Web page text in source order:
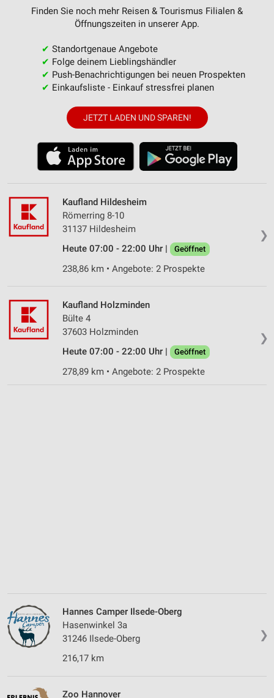
Finden Sie noch mehr Reisen & Tourismus Filialen &
Öffnungszeiten in unserer App.
✔ Standortgenaue Angebote
✔ Folge deinem Lieblingshändler
✔ Push-Benachrichtigungen bei neuen Prospekten
✔ Einkaufsliste - Einkauf stressfrei planen
JETZT LADEN UND SPAREN!
❯
Kaufland Hildesheim
Römerring 8-10
31137 Hildesheim
Heute 07:00 - 22:00 Uhr |
Geöffnet
238,86 km • Angebote: 2 Prospekte
❯
Kaufland Holzminden
Bülte 4
37603 Holzminden
Heute 07:00 - 22:00 Uhr |
Geöffnet
278,89 km • Angebote: 2 Prospekte
❯
Hannes Camper Ilsede-Oberg
Hasenwinkel 3a
31246 Ilsede-Oberg
216,17 km
Zoo Hannover